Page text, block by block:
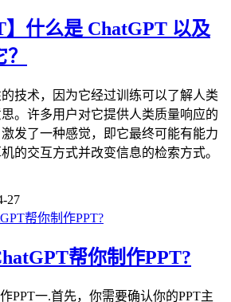
】什么是 ChatGPT 以及
技术，因为它经过训练可以了解人类
。许多用户对它提供人类质量响应的
发了一种感觉，即它最终可能有能力
的交互方式并改变信息的检索方式。
27
帮你制作PPT?
PPT一.首先，你需要确认你的PPT主